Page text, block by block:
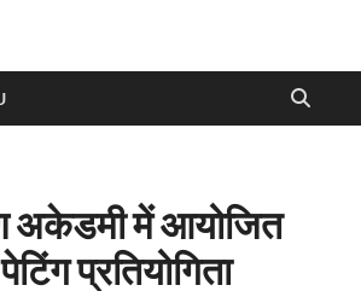
अकेडमी में आयोजित
प्रतियोगिता